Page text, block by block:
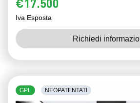
€17.500
Iva Esposta
Richiedi
GPL NEOPATENTATI